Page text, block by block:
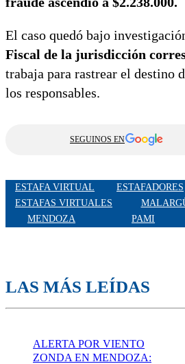
El caso quedó bajo
Fiscal de la jurisdicción
trabaja para rastrear el destino
los responsables.
SEGUINOS EN
ESTAFA VIRTUAL ESTAFADORES
ESTAFAS VIRTUALES
MENDOZA
PAMI
LAS MÁS LEÍDAS
ALERTA POR VIENTO
ZONDA EN MENDOZA: